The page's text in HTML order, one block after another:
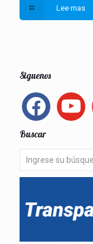
Lee mas
Siguenos
facebook youtube
Buscar